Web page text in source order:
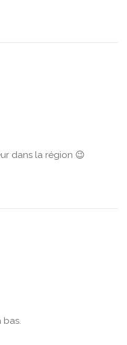
dans la région 😉
bas.